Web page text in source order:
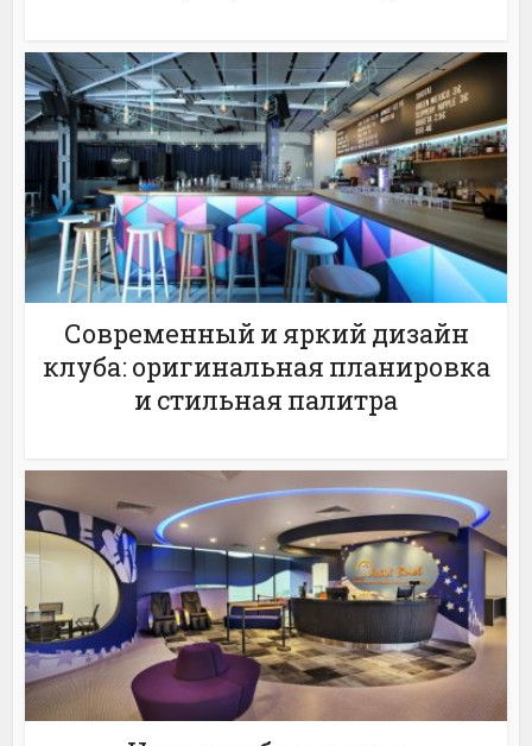
Современный и яркий дизайн
клуба: оригинальная планировка
и стильная палитра